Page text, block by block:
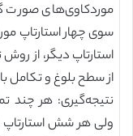
موردکاوی‌های صورت
سوی چهار استارتاپ
استارتاپ دیگر، از
از سطح بلوغ و تکامل
ولی هر شش استارتاپ